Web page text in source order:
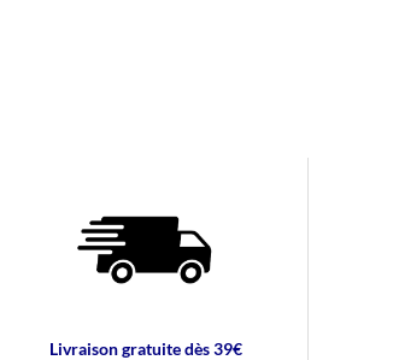
Livraison gratuite dès 39€